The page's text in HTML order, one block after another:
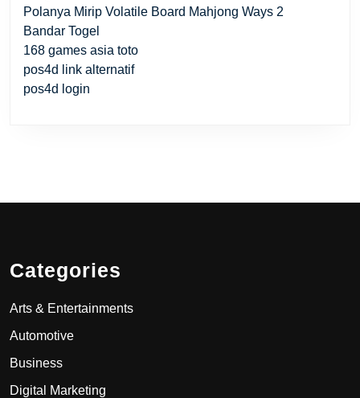
Polanya Mirip Volatile Board Mahjong Ways 2
Bandar Togel
168 games asia toto
pos4d link alternatif
pos4d login
Categories
Arts & Entertainments
Automotive
Business
Digital Marketing